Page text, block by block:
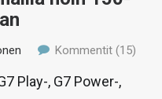
Kommentit (15)
Play-, G7 Power-,